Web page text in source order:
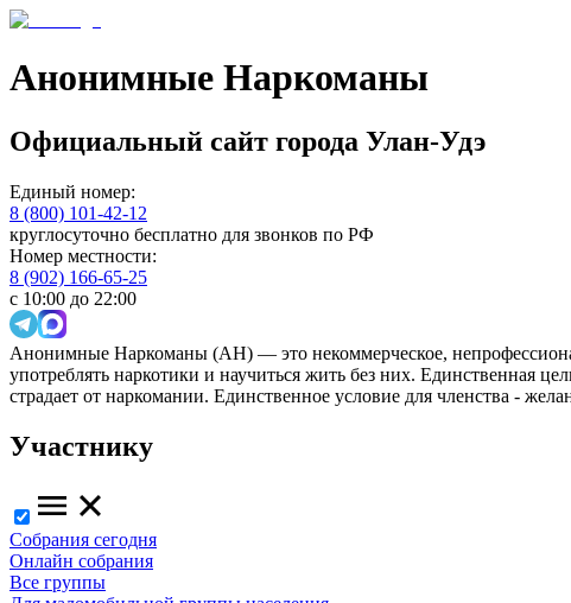
Анонимные Наркоманы
Официальный сайт города Улан-Удэ
Единый номер:
8 (800) 101-42-12
круглосуточно бесплатно для звонков по РФ
Номер местности:
8 (902) 166-65-25
с 10:00 до 22:00
Анонимные Наркоманы (АН) — это некоммерческое,
употреблять наркотики и научиться жить без них. Единственная
страдает от наркомании. Единственное условие для членства -
Участнику
Собрания сегодня
Онлайн собрания
Все группы